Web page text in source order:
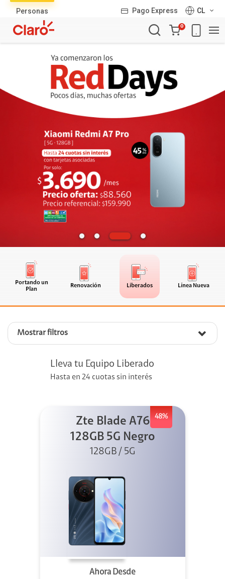
Personas Pago Express
CL
Carro
de
0
Portando un
Plan
Renovación Liberados Línea Nueva
Mostrar filtros
productos
Lleva tu Equipo Liberado
Hasta en 24 cuotas sin interés
48%
Zte Blade A76
128GB 5G Negro
128GB / 5G
Ahora Desde